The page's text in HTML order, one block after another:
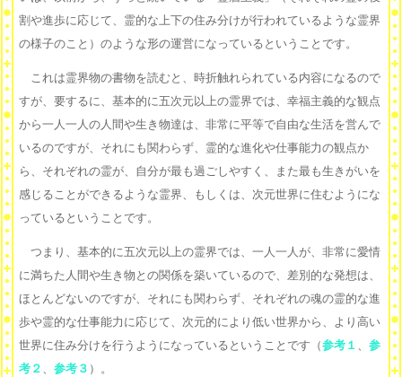
割や進歩に応じて、霊的な上下の住み分けが行われているような霊界
の様子のこと）のような形の運営になっているということです。
これは霊界物の書物を読むと、時折触れられている内容になるので
すが、要するに、基本的に五次元以上の霊界では、幸福主義的な観点
から一人一人の人間や生き物達は、非常に平等で自由な生活を営んで
いるのですが、それにも関わらず、霊的な進化や仕事能力の観点か
ら、それぞれの霊が、自分が最も過ごしやすく、また最も生きがいを
感じることができるような霊界、もしくは、次元世界に住むようにな
っているということです。
つまり、基本的に五次元以上の霊界では、一人一人が、非常に愛情
に満ちた人間や生き物との関係を築いているので、差別的な発想は、
ほとんどないのですが、それにも関わらず、それぞれの魂の霊的な進
歩や霊的な仕事能力に応じて、次元的により低い世界から、より高い
世界に住み分けを行うようになっているということです（参考１ 、 参
考２ 、 参考３ ）。